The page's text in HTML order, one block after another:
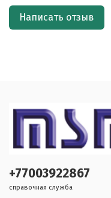
Написать отзыв
+77003922867
справочная служба